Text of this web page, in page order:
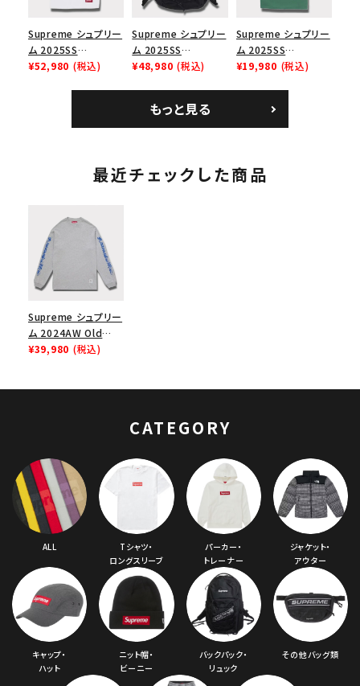
Supreme シュプリー
ム 2025SS
Bandana Football
¥52,980 (税込)
Supreme シュプリー
ム 2025SS
Backpack バックパッ
¥48,980 (税込)
Supreme シュプリー
ム 2025SS
Homerun Tee ホー
¥19,980 (税込)
もっと見る
最近チェックした商品
Supreme シュプリー
ム 2024AW Old
English L/S Top オ
¥39,980 (税込)
CATEGORY
ALL
Tシャツ・
ロングスリーブ
パーカー・
トレーナー
ジャケット・
アウター
キャップ・
ハット
ニット帽・
ビーニー
バックパック・
リュック
その他バッグ類